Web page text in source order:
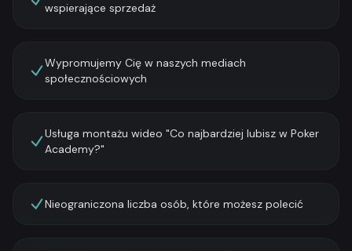
wspierające sprzedaż
Wypromujemy Cię w naszych mediach
społecznościowych
Usługa montażu wideo "Co najbardziej lubisz w Poker
Academy?"
Nieograniczona liczba osób, które możesz polecić